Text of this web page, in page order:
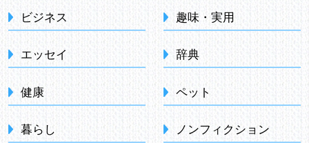
ビジネス
エッセイ
健康
暮らし
趣味・実用
辞典
ペット
ノンフィクション